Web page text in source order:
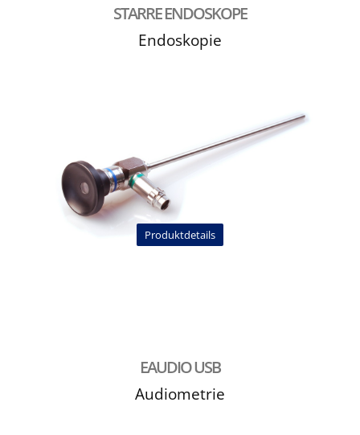
STARRE ENDOSKOPE
Endoskopie
Produktdetails
EAUDIO USB
Audiometrie